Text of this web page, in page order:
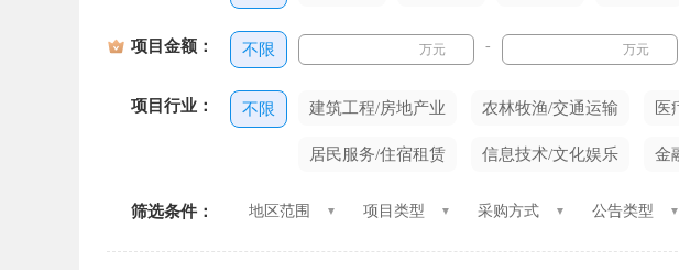
项目金额： 不限 万元 - 万元
项目行业： 不限 建筑工程/房地产业 农林牧渔/交通运输 医
居民服务/住宿租赁 信息技术/文化娱乐 金
筛选条件： 地区范围 项目类型 采购方式 公告类型